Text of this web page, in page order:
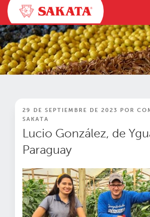
contenido
PUBLICADO
EN
29 DE SEPTIEMBRE DE 2023 POR
SAKATA
Lucio González, de
Paraguay